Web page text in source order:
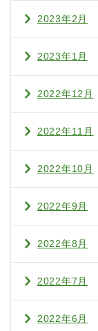
2023年2月
2023年1月
2022年12月
2022年11月
2022年10月
2022年9月
2022年8月
2022年7月
2022年6月